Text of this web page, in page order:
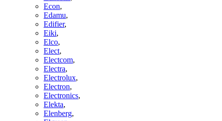
Econ,
Edamu,
Edifier,
Eiki,
Elco,
Elect,
Electcom,
Electra,
Electrolux,
Electron,
Electronics,
Elekta,
Elenberg,